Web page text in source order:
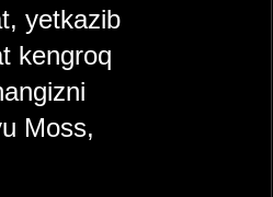
yetkazib
kengroq
Moss,